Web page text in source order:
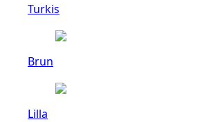
Turkis
Brun
Lilla